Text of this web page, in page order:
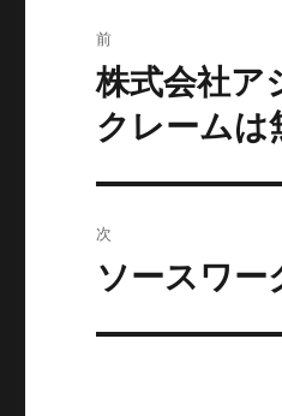
稿
ナ
ゲ
ー
前
過
去
の
投
株式会社ア
クレームは
次
次
投
ソースワ